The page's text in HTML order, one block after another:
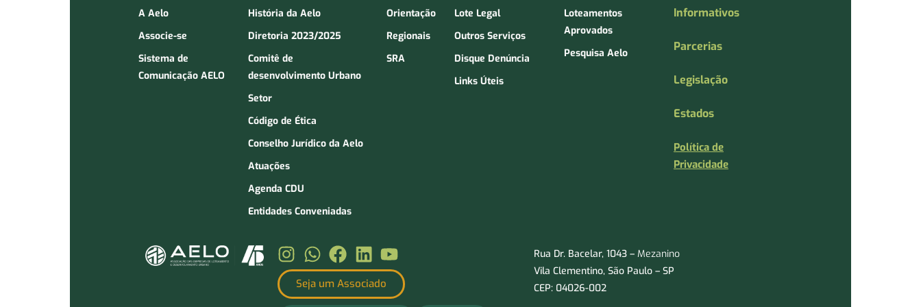
A Aelo
Associe-se
Sistema de
Comunicação AELO
História da Aelo
Diretoria 2023/2025
Comitê de
desenvolvimento Urbano
Setor
Código de Ética
Conselho Jurídico da Aelo
Atuações
Agenda CDU
Entidades Conveniadas
Orientação
Regionais
SRA
Lote Legal
Outros Serviços
Disque Denúncia
Links Úteis
Loteamentos
Aprovados
Pesquisa Aelo
Informativos
Parcerias
Legislação
Estados
Política de
Privacidade
Seja um Associado
Rua Dr. Bacelar, 1043 – Mezanino
Vila Clementino, São Paulo – SP
CEP: 04026-002